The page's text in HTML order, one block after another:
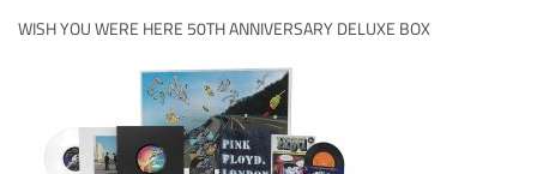
WISH YOU WERE HERE 50TH ANNIVERSARY DELUXE BOX